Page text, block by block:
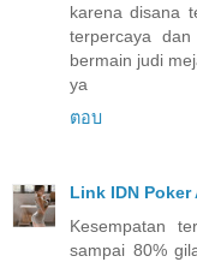
karena disana
terpercaya
bermain judi
ya
ตอบ
Link IDN
Kesempatan
sampai 80%